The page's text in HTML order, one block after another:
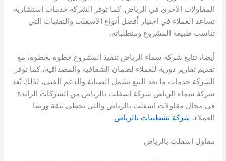
المقاولات الأخرى في الرياض. كما توفر الشركة خدمات استشارية
تساعد العملاء في اختيار أفضل أنواع الأسفلت والتقنيات التي
تناسب طبيعة المشروع ومتطلباته.
أيضا، تتابع شركة سماء الرياض تنفيذ المشروع خطوة بخطوة، مع
تقديم تقارير دورية للعملاء لضمان الشفافية والمصداقية، كما توفر
الشركة خدمات ما بعد البيع تشمل الصيانة والدعم الفني، لذلك تُعد
شركة سماء الرياض شركة اسفلت بالرياض من الشركات الرائدة
في مجال مقاولات اسفلت بالرياض والتي تحظى بثقة ورضا
العملاء. شركة تشطيبات بالرياض
مقاول اسفلت بالرياض